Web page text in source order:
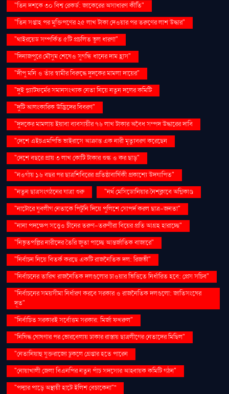
"তিন দশকে ৩০ বিশ্ব রেকর্ড: জাকেরের অসাধারণ কীর্তি"
"তিন সপ্তাহ পর মুক্তিপণের ২৫ লাখ টাকা দেওয়ার পর তরুণের লাশ উদ্ধার"
"থাইরয়েড সম্পর্কিত ৫টি প্রচলিত ভুল ধারণা"
"দিনাজপুরে মৌসুম শেষেও সুগন্ধি ধানের দাম হ্রাস"
"দীপু মনি ও তাঁর স্বামীর বিরুদ্ধে দুদকের মামলা দায়ের"
"দুই প্ল্যাটফর্মের সমানসংখ্যক নেতা নিয়ে নতুন দলের কমিটি
"দুটি আলংকারিক উদ্ভিদের বিবরণ"
"দুদকের মামলায় ইয়াবা ব্যবসায়ীর ৭৬ লাখ টাকার অবৈধ সম্পদ উদ্ধারের দাবি
"দেশে এইচএমপিভি ভাইরাসে আক্রান্ত এক নারী মৃত্যুবরণ করেছেন
"দেশে বছরে প্রায় ৩ লাখ কোটি টাকার শুল্ক ও কর ছাড়"
"নওগাঁয় ১৬ বছর পর ছাত্রশিবিরের প্রতিষ্ঠাবার্ষিকী প্রকাশ্যে উদযাপিত"
"নতুন ছাত্রসংগঠনের যাত্রা শুরু
"নর্থ মেসিডোনিয়ার নৈশক্লাবে অগ্নিকাণ্ড
"নাটোরে যুবলীগ নেতাকে পিটুনি দিয়ে পুলিশে সোপর্দ করল ছাত্র-জনতা"
"নানা পদক্ষেপ সত্ত্বেও চীনের তরুণ-তরুণীরা বিয়ের প্রতি আগ্রহ হারাচ্ছে"
"নিভৃতপল্লির নারীদের তৈরি জুতা পাচ্ছে আন্তর্জাতিক বাজারে"
"নির্বাচন নিয়ে বিতর্ক করছে একটি রাজনৈতিক দল: রিজভী"
"নির্বাচনের তারিখ রাজনৈতিক দলগুলোর চাওয়ার ভিত্তিতে নির্ধারিত হবে: প্রেস সচিব"
"নির্বাচনের সময়সীমা নির্ধারণ করবে সরকার ও রাজনৈতিক দলগুলো: জাতিসংঘের
দূত"
"নির্বাচিত সরকারই সর্বোত্তম সরকার: মির্জা ফখরুল"
"নিষিদ্ধ ঘোষণার পর ভোরবেলায় ঢাকার রাস্তায় ছাত্রলীগের নেতাদের মিছিল"
"নেতানিয়াহু যুক্তরাজ্যে ঢুকলে গ্রেপ্তার হতে পারেন
"নোয়াখালী জেলা বিএনপির নতুন পাঁচ সদস্যের আহ্বায়ক কমিটি গঠন"
"পদ্মার পাড়ে অস্থায়ী হাটে ইলিশ বেচাকেনা"''